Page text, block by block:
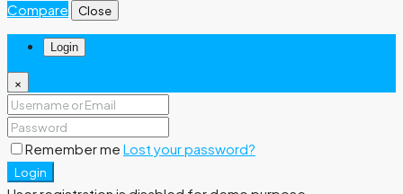
Compare Close
Login
×
Remember me Lost your password?
Login